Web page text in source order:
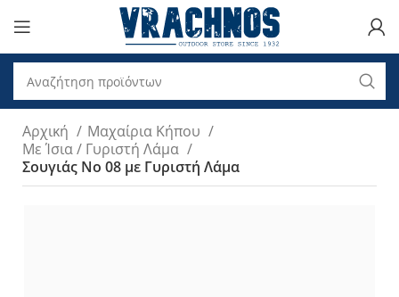
Αρχική
Μαχαίρια Κήπου
Με Ίσια / Γυριστή Λάμα
Σουγιάς No 08 με Γυριστή Λάμα